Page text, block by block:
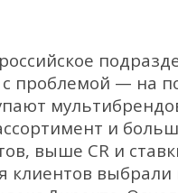
российское
с проблемой — на
и
выше CR и
клиентов